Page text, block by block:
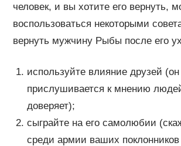
человек, и вы хотите его вернуть,
воспользоваться некоторыми
вернуть мужчину Рыбы после его
используйте влияние друзей (он
прислушивается к мнению
доверяет);
сыграйте на его самолюбии
среди армии ваших поклонников